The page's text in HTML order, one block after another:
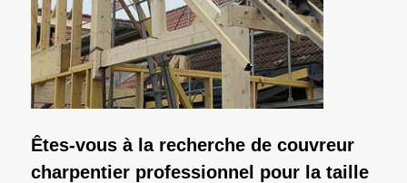
Êtes-vous à la recherche de couvreur
charpentier professionnel pour la taille